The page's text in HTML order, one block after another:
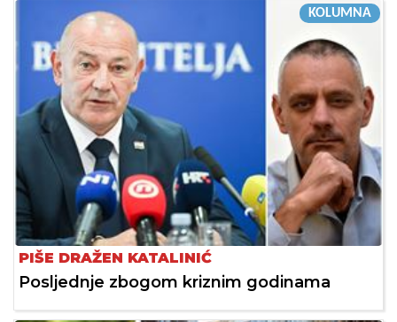
KOLUMNA
PIŠE DRAŽEN KATALINIĆ
Posljednje zbogom kriznim godinama